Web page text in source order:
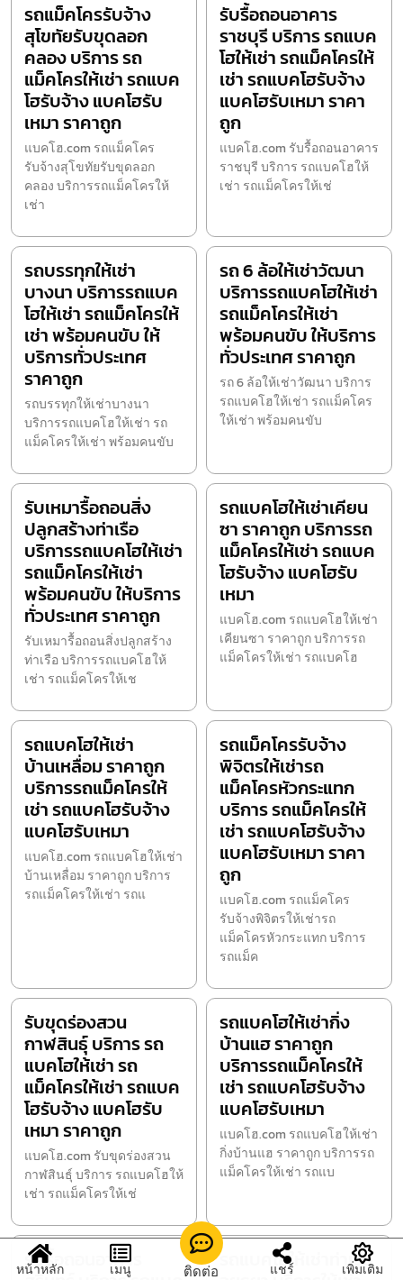
รถแม็คโครรับจ้าง
สุโขทัยรับขุดลอก
คลอง บริการ รถ
แม็คโครให้เช่า รถแบค
โฮรับจ้าง แบคโฮรับ
เหมา ราคาถูก
แบคโฮ.com รถแม็คโคร
รับจ้างสุโขทัยรับขุดลอก
คลอง บริการรถแม็คโครให้
เช่า
รับรื้อถอนอาคาร
ราชบุรี บริการ รถแบค
โฮให้เช่า รถแม็คโครให้
เช่า รถแบคโฮรับจ้าง
แบคโฮรับเหมา ราคา
ถูก
แบคโฮ.com รับรื้อถอนอาคาร
ราชบุรี บริการ รถแบคโฮให้
เช่า รถแม็คโครให้เช่
รถบรรทุกให้เช่า
บางนา บริการรถแบค
โฮให้เช่า รถแม็คโครให้
เช่า พร้อมคนขับ ให้
บริการทั่วประเทศ
ราคาถูก
รถบรรทุกให้เช่าบางนา
บริการรถแบคโฮให้เช่า รถ
แม็คโครให้เช่า พร้อมคนขับ
รถ 6 ล้อให้เช่าวัฒนา
บริการรถแบคโฮให้เช่า
รถแม็คโครให้เช่า
พร้อมคนขับ ให้บริการ
ทั่วประเทศ ราคาถูก
รถ 6 ล้อให้เช่าวัฒนา บริการ
รถแบคโฮให้เช่า รถแม็คโคร
ให้เช่า พร้อมคนขับ
รับเหมารื้อถอนสิ่ง
ปลูกสร้างท่าเรือ
บริการรถแบคโฮให้เช่า
รถแม็คโครให้เช่า
พร้อมคนขับ ให้บริการ
ทั่วประเทศ ราคาถูก
รับเหมารื้อถอนสิ่งปลูกสร้าง
ท่าเรือ บริการรถแบคโฮให้
เช่า รถแม็คโครให้เช
รถแบคโฮให้เช่าเคียน
ซา ราคาถูก บริการรถ
แม็คโครให้เช่า รถแบค
โฮรับจ้าง แบคโฮรับ
เหมา
แบคโฮ.com รถแบคโฮให้เช่า
เคียนซา ราคาถูก บริการรถ
แม็คโครให้เช่า รถแบคโฮ
รถแบคโฮให้เช่า
บ้านเหลื่อม ราคาถูก
บริการรถแม็คโครให้
เช่า รถแบคโฮรับจ้าง
แบคโฮรับเหมา
แบคโฮ.com รถแบคโฮให้เช่า
บ้านเหลื่อม ราคาถูก บริการ
รถแม็คโครให้เช่า รถแ
รถแม็คโครรับจ้าง
พิจิตรให้เช่ารถ
แม็คโครหัวกระแทก
บริการ รถแม็คโครให้
เช่า รถแบคโฮรับจ้าง
แบคโฮรับเหมา ราคา
ถูก
แบคโฮ.com รถแม็คโคร
รับจ้างพิจิตรให้เช่ารถ
แม็คโครหัวกระแทก บริการ
รถแม็ค
รับขุดร่องสวน
กาฬสินธุ์ บริการ รถ
แบคโฮให้เช่า รถ
แม็คโครให้เช่า รถแบค
โฮรับจ้าง แบคโฮรับ
เหมา ราคาถูก
แบคโฮ.com รับขุดร่องสวน
กาฬสินธุ์ บริการ รถแบคโฮให้
เช่า รถแม็คโครให้เช่
รถแบคโฮให้เช่ากิ่ง
บ้านแฮ ราคาถูก
บริการรถแม็คโครให้
เช่า รถแบคโฮรับจ้าง
แบคโฮรับเหมา
แบคโฮ.com รถแบคโฮให้เช่า
กิ่งบ้านแฮ ราคาถูก บริการรถ
แม็คโครให้เช่า รถแบ
รับรื้อถอนอาคาร
รถแบคโฮให้เช่าท่าเรือ
หน้าหลัก เมนู ติดต่อ แชร์ เพิ่มเติม